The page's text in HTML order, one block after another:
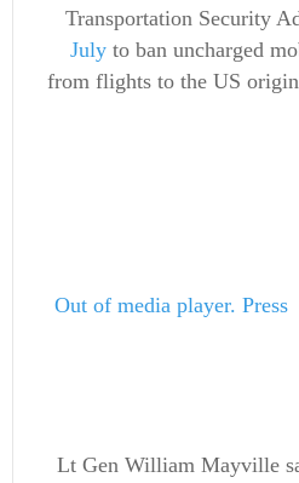
Transportation Security
July to ban uncharged
from flights to the US
Out of media player.
Lt Gen William Mayville